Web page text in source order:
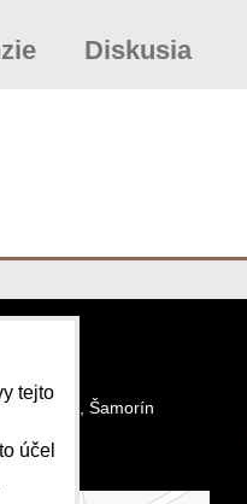
Diskusia
cesta 2, Šamorín
tejto
účel